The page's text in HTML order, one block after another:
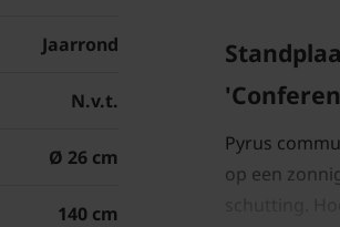
Jaarrond
N.v.t.
Ø 26 cm
140 cm
Pyrus
op een